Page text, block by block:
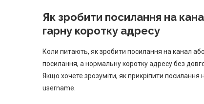
Як зробити посилання на
гарну коротку адресу
Коли питають, як зробити посилання на канал
посилання, а нормальну коротку адресу без
Якщо хочете зрозуміти, як прикріпити
username.